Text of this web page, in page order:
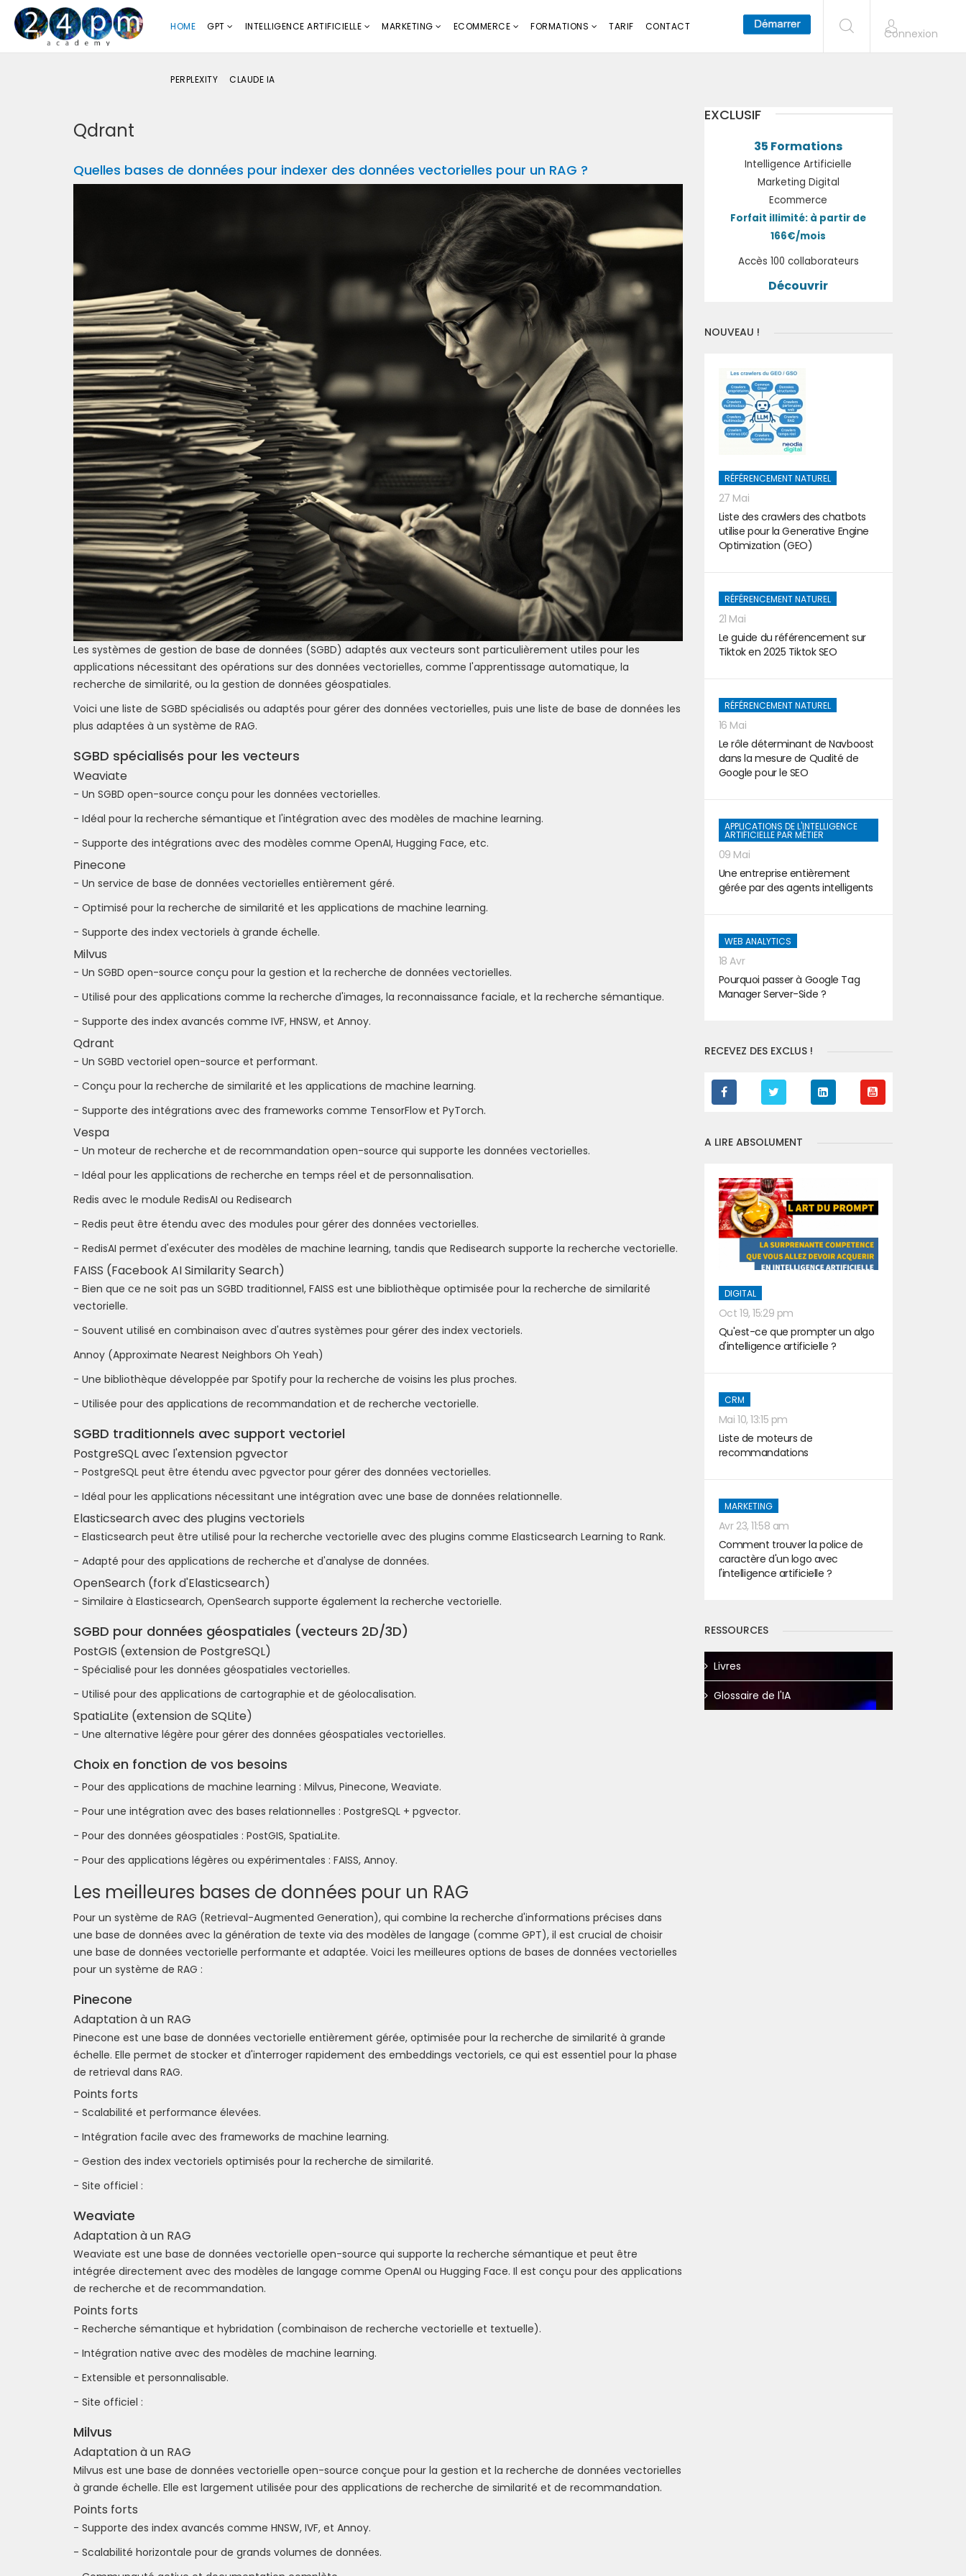
HOME GPT INTELLIGENCE ARTIFICIELLE MARKETING ECOMMERCE FORMATIONS TARIF CONTACT
PERPLEXITY CLAUDE IA
Connexion
Qdrant
Quelles bases de données pour indexer des données vectorielles pour un RAG ?
Les systèmes de gestion de base de données (SGBD) adaptés aux vecteurs sont particulièrement utiles pour les
applications nécessitant des opérations sur des données vectorielles, comme l'apprentissage automatique, la
recherche de similarité, ou la gestion de données géospatiales.
Voici une liste de SGBD spécialisés ou adaptés pour gérer des données vectorielles, puis une liste de base de données les
plus adaptées à un système de RAG.
SGBD spécialisés pour les vecteurs
Weaviate
- Un SGBD open-source conçu pour les données vectorielles.
- Idéal pour la recherche sémantique et l'intégration avec des modèles de machine learning.
- Supporte des intégrations avec des modèles comme OpenAI, Hugging Face, etc.
Pinecone
- Un service de base de données vectorielles entièrement géré.
- Optimisé pour la recherche de similarité et les applications de machine learning.
- Supporte des index vectoriels à grande échelle.
Milvus
- Un SGBD open-source conçu pour la gestion et la recherche de données vectorielles.
- Utilisé pour des applications comme la recherche d'images, la reconnaissance faciale, et la recherche sémantique.
- Supporte des index avancés comme IVF, HNSW, et Annoy.
Qdrant
- Un SGBD vectoriel open-source et performant.
- Conçu pour la recherche de similarité et les applications de machine learning.
- Supporte des intégrations avec des frameworks comme TensorFlow et PyTorch.
Vespa
- Un moteur de recherche et de recommandation open-source qui supporte les données vectorielles.
- Idéal pour les applications de recherche en temps réel et de personnalisation.
Redis avec le module RedisAI ou Redisearch
- Redis peut être étendu avec des modules pour gérer des données vectorielles.
- RedisAI permet d'exécuter des modèles de machine learning, tandis que Redisearch supporte la recherche vectorielle.
FAISS (Facebook AI Similarity Search)
- Bien que ce ne soit pas un SGBD traditionnel, FAISS est une bibliothèque optimisée pour la recherche de similarité
vectorielle.
- Souvent utilisé en combinaison avec d'autres systèmes pour gérer des index vectoriels.
Annoy (Approximate Nearest Neighbors Oh Yeah)
- Une bibliothèque développée par Spotify pour la recherche de voisins les plus proches.
- Utilisée pour des applications de recommandation et de recherche vectorielle.
SGBD traditionnels avec support vectoriel
PostgreSQL avec l'extension pgvector
- PostgreSQL peut être étendu avec pgvector pour gérer des données vectorielles.
- Idéal pour les applications nécessitant une intégration avec une base de données relationnelle.
Elasticsearch avec des plugins vectoriels
- Elasticsearch peut être utilisé pour la recherche vectorielle avec des plugins comme Elasticsearch Learning to Rank.
- Adapté pour des applications de recherche et d'analyse de données.
OpenSearch (fork d'Elasticsearch)
- Similaire à Elasticsearch, OpenSearch supporte également la recherche vectorielle.
SGBD pour données géospatiales (vecteurs 2D/3D)
PostGIS (extension de PostgreSQL)
- Spécialisé pour les données géospatiales vectorielles.
- Utilisé pour des applications de cartographie et de géolocalisation.
SpatiaLite (extension de SQLite)
- Une alternative légère pour gérer des données géospatiales vectorielles.
Choix en fonction de vos besoins
- Pour des applications de machine learning : Milvus, Pinecone, Weaviate.
- Pour une intégration avec des bases relationnelles : PostgreSQL + pgvector.
- Pour des données géospatiales : PostGIS, SpatiaLite.
- Pour des applications légères ou expérimentales : FAISS, Annoy.
Les meilleures bases de données pour un RAG
Pour un système de RAG (Retrieval-Augmented Generation), qui combine la recherche d'informations précises dans
une base de données avec la génération de texte via des modèles de langage (comme GPT), il est crucial de choisir
une base de données vectorielle performante et adaptée. Voici les meilleures options de bases de données vectorielles
pour un système de RAG :
Pinecone
Adaptation à un RAG
Pinecone est une base de données vectorielle entièrement gérée, optimisée pour la recherche de similarité à grande
échelle. Elle permet de stocker et d'interroger rapidement des embeddings vectoriels, ce qui est essentiel pour la phase
de retrieval dans RAG.
Points forts
- Scalabilité et performance élevées.
- Intégration facile avec des frameworks de machine learning.
- Gestion des index vectoriels optimisés pour la recherche de similarité.
- Site officiel :
Weaviate
Adaptation à un RAG
Weaviate est une base de données vectorielle open-source qui supporte la recherche sémantique et peut être
intégrée directement avec des modèles de langage comme OpenAI ou Hugging Face. Il est conçu pour des applications
de recherche et de recommandation.
Points forts
- Recherche sémantique et hybridation (combinaison de recherche vectorielle et textuelle).
- Intégration native avec des modèles de machine learning.
- Extensible et personnalisable.
- Site officiel :
Milvus
Adaptation à un RAG
Milvus est une base de données vectorielle open-source conçue pour la gestion et la recherche de données vectorielles
à grande échelle. Elle est largement utilisée pour des applications de recherche de similarité et de recommandation.
Points forts
- Supporte des index avancés comme HNSW, IVF, et Annoy.
- Scalabilité horizontale pour de grands volumes de données.
EXCLUSIF
35 Formations
Intelligence Artificielle
Marketing Digital
Ecommerce
Forfait illimité: à partir de
166€/mois
Accès 100 collaborateurs
Découvrir
NOUVEAU !
RÉFÉRENCEMENT NATUREL
27 Mai
Liste des crawlers des chatbots
utilise pour la Generative Engine
Optimization (GEO)
RÉFÉRENCEMENT NATUREL
21 Mai
Le guide du référencement sur
Tiktok en 2025 Tiktok SEO
RÉFÉRENCEMENT NATUREL
16 Mai
Le rôle déterminant de Navboost
dans la mesure de Qualité de
Google pour le SEO
APPLICATIONS DE L'INTELLIGENCE
ARTIFICIELLE PAR MÉTIER
09 Mai
Une entreprise entièrement
gérée par des agents intelligents
WEB ANALYTICS
18 Avr
Pourquoi passer à Google Tag
Manager Server-Side ?
RECEVEZ DES EXCLUS !
A LIRE ABSOLUMENT
DIGITAL
Oct 19, 15:29 pm
Qu'est-ce que prompter un algo
d'intelligence artificielle ?
CRM
Mai 10, 13:15 pm
Liste de moteurs de
recommandations
MARKETING
Avr 23, 11:58 am
Comment trouver la police de
caractère d'un logo avec
l'intelligence artificielle ?
RESSOURCES
Livres
Glossaire de l'IA